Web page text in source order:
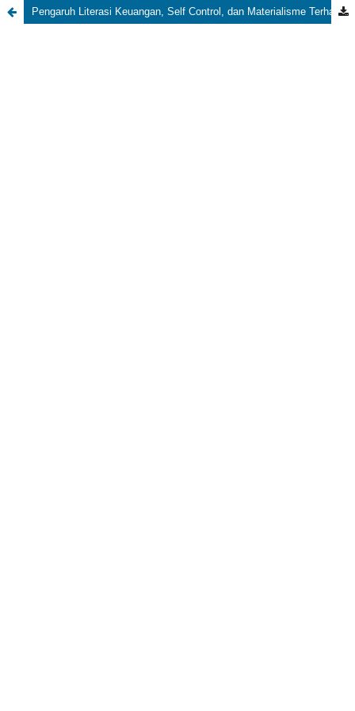
Pengaruh Literasi Keuangan, Self Control, dan Materialisme Terhadap Financial Behavior Mahasiswa Psikologi